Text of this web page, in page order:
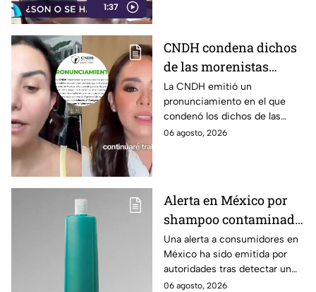
1:37
aseguró que será la Comisión
de Honestidad y Justicia de
Morena la que determine su
futuro político.
CNDH condena dichos
de las morenistas
Nayeli Salvatori y
Graciela Palomares
contra adultos mayores
y manda exhorto al
La CNDH emitió un
pronunciamiento en el que
condenó los dichos de las
morenistas Nayeli Salvatori y
06 agosto, 2026
Alerta en México por
shampoo contaminado
con bacteria: Así lo
puedes detectar
Una alerta a consumidores en
México ha sido emitida por
autoridades tras detectar un
shampoo contaminado con
06 agosto, 2026